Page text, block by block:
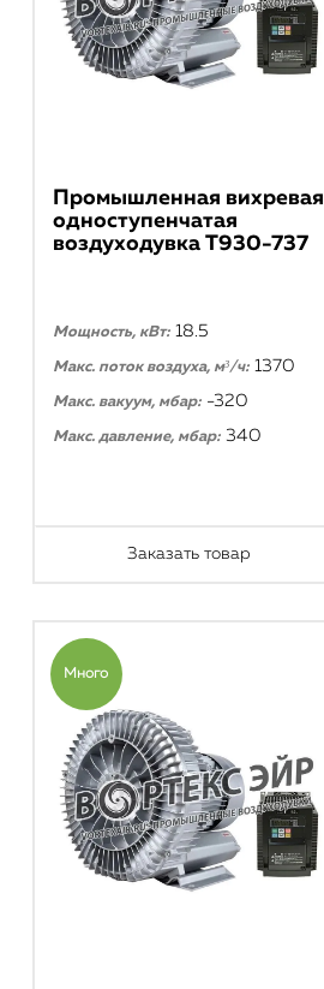
Промышленная вихревая
одноступенчатая
воздуходувка T930-737
Мощность, кВт:18.5
Макс. поток воздуха, м³/ч:1370
Макс. вакуум, мбар:-320
Макс. давление, мбар:340
Заказать товар
Много